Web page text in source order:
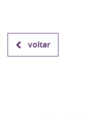
voltar